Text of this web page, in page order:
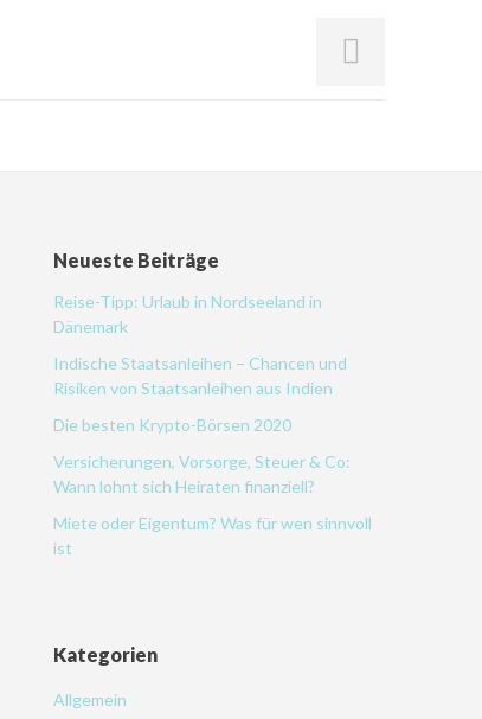
Neueste Beiträge
Reise-Tipp: Urlaub in Nordseeland in
Dänemark
Indische Staatsanleihen – Chancen und
Risiken von Staatsanleihen aus Indien
Die besten Krypto-Börsen 2020
Versicherungen, Vorsorge, Steuer & Co:
Wann lohnt sich Heiraten finanziell?
Miete oder Eigentum? Was für wen sinnvoll
ist
Kategorien
Allgemein